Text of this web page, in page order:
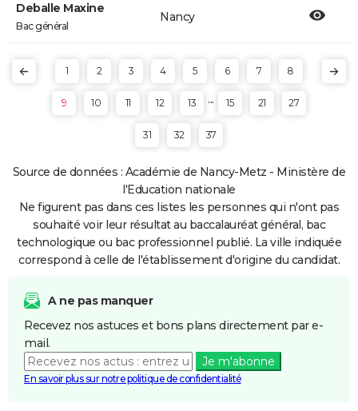
Deballe Maxine
Bac général
Nancy
1 2 3 4 5 6 7 8
9 10 11 12 13 ... 15 21 27
31 32 37
Source de données : Académie de Nancy-Metz - Ministère de
l'Education nationale
Ne figurent pas dans ces listes les personnes qui n'ont pas
souhaité voir leur résultat au baccalauréat général, bac
technologique ou bac professionnel publié. La ville indiquée
correspond à celle de l'établissement d'origine du candidat.
A ne pas manquer
Recevez nos astuces et bons plans directement par e-
mail.
Je m'abonne
En savoir plus sur notre politique de confidentialité